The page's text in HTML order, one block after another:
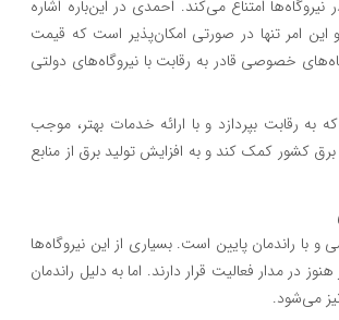
امتناع می‌کند. احمدی در این‌باره اشاره
این امر تنها در صورتی امکان‌پذیر است که قیمت
خصوصی قادر به رقابت با نیروگاه‌های دولتی
بپردازد و با ارائه خدمات بهتر، موجب
کشور کمک کند و به افزایش تولید برق از منابع
راندمان پایین است. بسیاری از این نیروگاه‌ها
در مدار فعالیت قرار دارند. اما به دلیل راندمان
می‌شود.